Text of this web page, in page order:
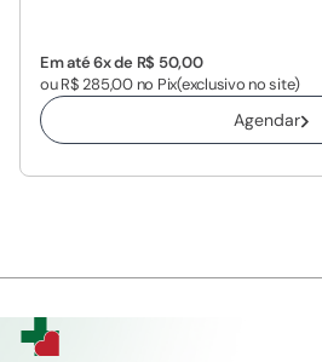
Em até 6x de R$ 50,00
ou R$ 285,00 no Pix(exclusivo no site)
Agendar